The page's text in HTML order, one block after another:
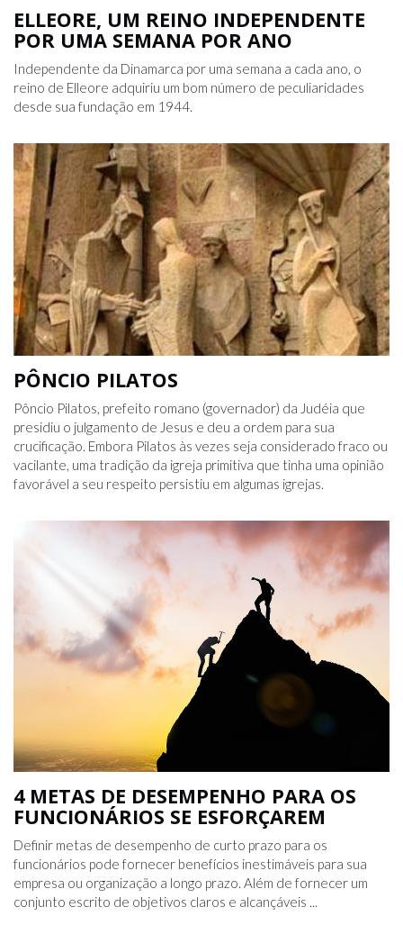
ELLEORE, UM REINO INDEPENDENTE
POR UMA SEMANA POR ANO
Independente da Dinamarca por uma semana a cada ano, o
reino de Elleore adquiriu um bom número de peculiaridades
desde sua fundação em 1944.
PÔNCIO PILATOS
Pôncio Pilatos, prefeito romano (governador) da Judéia que
presidiu o julgamento de Jesus e deu a ordem para sua
crucificação. Embora Pilatos às vezes seja considerado fraco ou
vacilante, uma tradição da igreja primitiva que tinha uma opinião
favorável a seu respeito persistiu em algumas igrejas.
4 METAS DE DESEMPENHO PARA OS
FUNCIONÁRIOS SE ESFORÇAREM
Definir metas de desempenho de curto prazo para os
funcionários pode fornecer benefícios inestimáveis ​​para sua
empresa ou organização a longo prazo. Além de fornecer um
conjunto escrito de objetivos claros e alcançáveis ​​...